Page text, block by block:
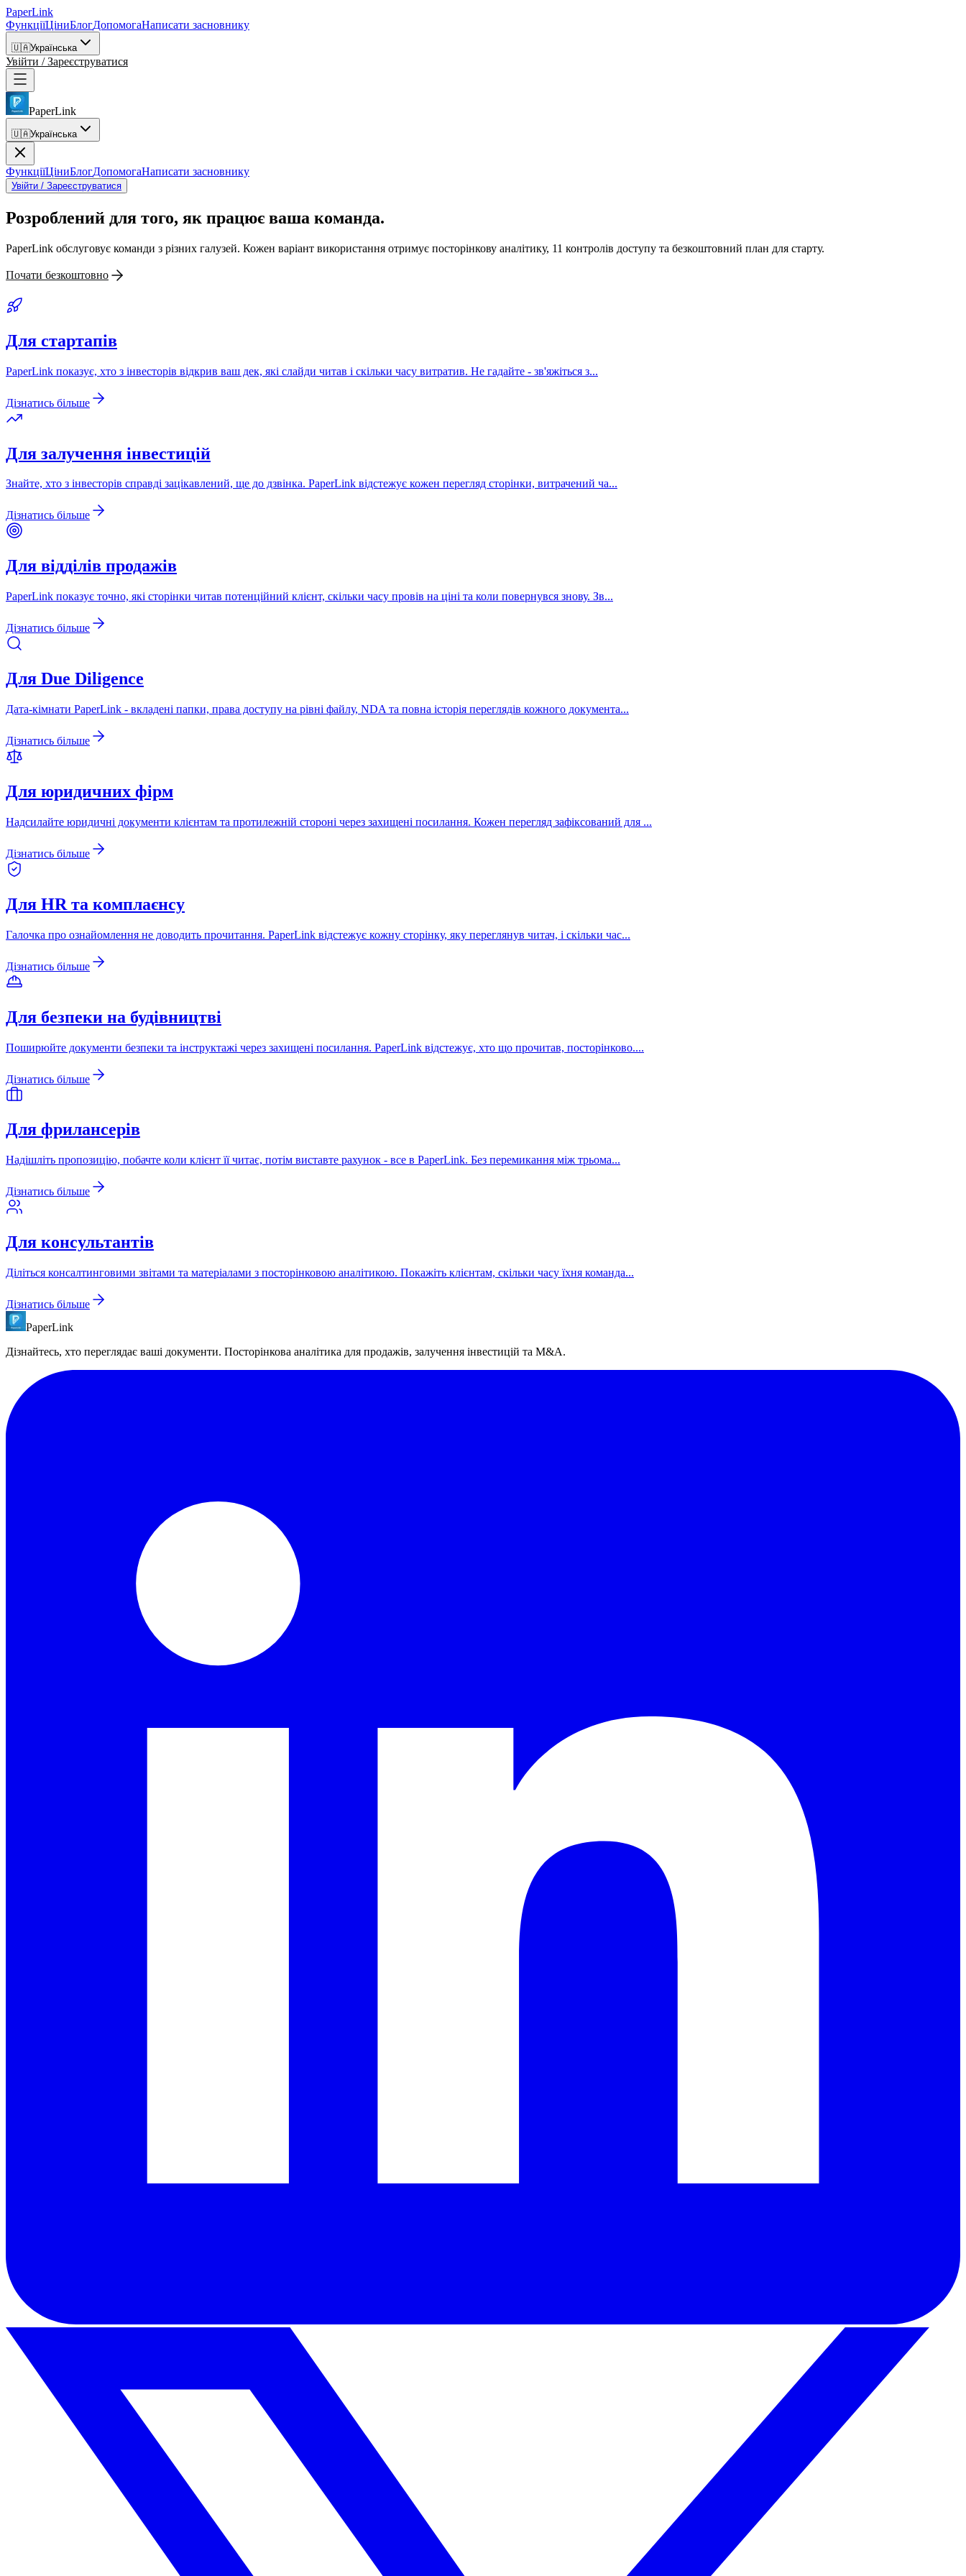
PaperLink
ФункціїЦіниБлогДопомогаНаписати засновнику
🇺🇦Українська
Увійти / Зареєструватися
PaperLink
🇺🇦Українська
ФункціїЦіниБлогДопомогаНаписати засновнику
Увійти / Зареєструватися
Розроблений для того, як працює ваша команда.
PaperLink обслуговує команди з різних галузей. Кожен варіант використання отримує посторінкову аналітику, 11 контролів доступу та безкоштовний план для старту.
Почати безкоштовно
Для стартапів
PaperLink показує, хто з інвесторів відкрив ваш дек, які слайди читав і скільки часу витратив. Не гадайте - зв'яжіться з...
Дізнатись більше
Для залучення інвестицій
Знайте, хто з інвесторів справді зацікавлений, ще до дзвінка. PaperLink відстежує кожен перегляд сторінки, витрачений ча...
Дізнатись більше
Для відділів продажів
PaperLink показує точно, які сторінки читав потенційний клієнт, скільки часу провів на ціні та коли повернувся знову. Зв...
Дізнатись більше
Для Due Diligence
Дата-кімнати PaperLink - вкладені папки, права доступу на рівні файлу, NDA та повна історія переглядів кожного документа...
Дізнатись більше
Для юридичних фірм
Надсилайте юридичні документи клієнтам та протилежній стороні через захищені посилання. Кожен перегляд зафіксований для ...
Дізнатись більше
Для HR та комплаєнсу
Галочка про ознайомлення не доводить прочитання. PaperLink відстежує кожну сторінку, яку переглянув читач, і скільки час...
Дізнатись більше
Для безпеки на будівництві
Поширюйте документи безпеки та інструктажі через захищені посилання. PaperLink відстежує, хто що прочитав, посторінково....
Дізнатись більше
Для фрилансерів
Надішліть пропозицію, побачте коли клієнт її читає, потім виставте рахунок - все в PaperLink. Без перемикання між трьома...
Дізнатись більше
Для консультантів
Діліться консалтинговими звітами та матеріалами з посторінковою аналітикою. Покажіть клієнтам, скільки часу їхня команда...
Дізнатись більше
PaperLink
Дізнайтесь, хто переглядає ваші документи. Посторінкова аналітика для продажів, залучення інвестицій та M&A.